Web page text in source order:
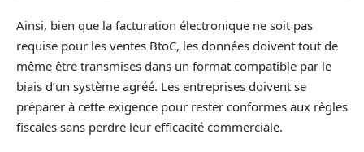
Ainsi, bien que la facturation électronique ne soit pas
requise pour les ventes BtoC, les données doivent tout de
même être transmises dans un format compatible par le
biais d’un système agréé. Les entreprises doivent se
préparer à cette exigence pour rester conformes aux règles
fiscales sans perdre leur efficacité commerciale.